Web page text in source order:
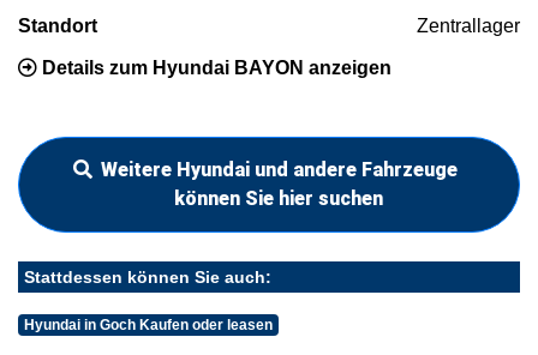
Standort Zentrallager
Details zum Hyundai BAYON anzeigen
Weitere Hyundai und andere Fahrzeuge
können Sie hier suchen
Stattdessen können Sie auch:
Hyundai in Goch Kaufen oder leasen